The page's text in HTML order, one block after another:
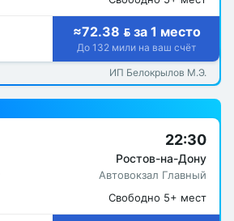
≈72.38  за 1 место
До 132 мили на ваш счёт
ИП Белокрылов М.Э.
22:30
Ростов-на-Дону
Автовокзал Главный
Свободно 5+ мест